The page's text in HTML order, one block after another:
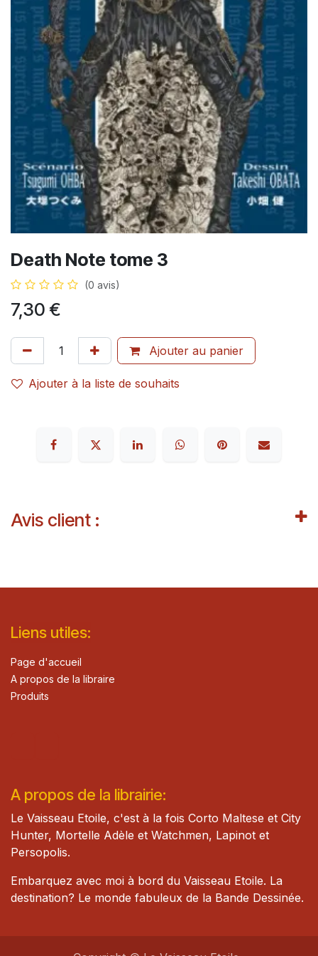
Death Note tome 3
(0 avis)
7,30 €
Ajouter au panier
Ajouter à la liste de souhaits
Avis client :
Lie​ns utiles:
Page d'accueil
A propos de la libraire
Produits
A propos de la librairie:
Le Vaisseau Etoile, c'est à la fois Corto Maltese et City
Hunter, Mortelle Adèle et Watch​men, Lapinot et
Persopolis.
Embarquez avec moi à bord du Vaisseau Etoile. La
destination? Le monde fabuleux de la Bande Dessinée.